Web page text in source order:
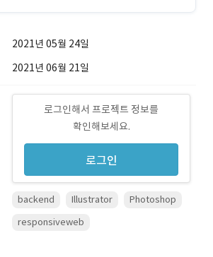
2021년 05월 24일
2021년 06월 21일
로그인해서 프로젝트 정보를
확인해보세요.
로그인
backend Illustrator
Photoshop
responsiveweb